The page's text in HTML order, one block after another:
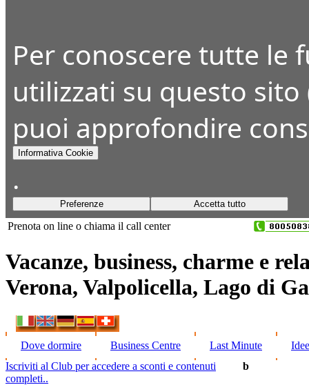
Per conoscere tutte le
utilizzati su questo
puoi approfondire
Informativa Cookie
.
Preferenze Accetta tutto
Prenota on line o chiama il call center
Vacanze, business, charme e
Verona, Valpolicella, Lago di
Dove dormire Business Centre Last Minute
Iscriviti al Club per accedere a sconti e contenuti
completi..
b